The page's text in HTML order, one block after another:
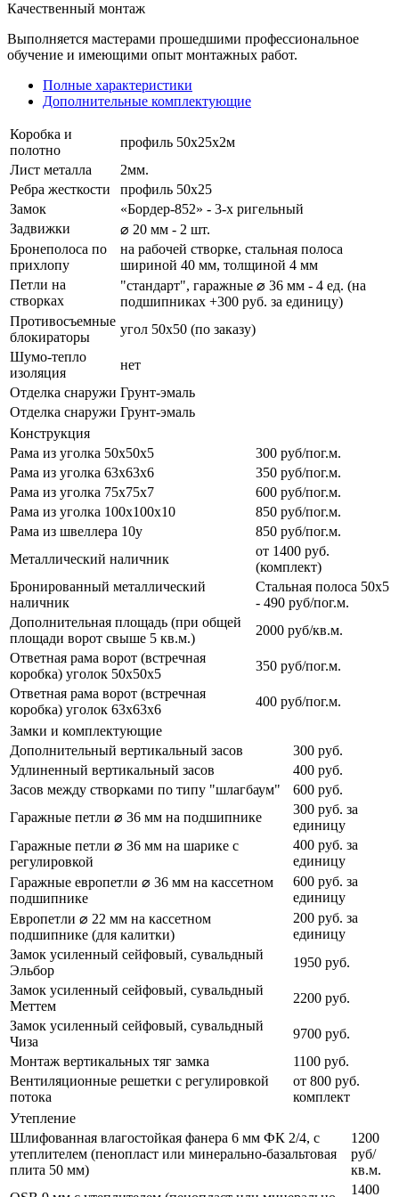
Качественный монтаж
Выполняется мастерами прошедшими профессиональное
обучение и имеющими опыт монтажных работ.
Полные характеристики
Дополнительные комплектующие
Коробка и
полотно
профиль 50х25х2м
Лист металла
2мм.
Ребра жесткости
профиль 50х25
Замок
«Бордер-852» - 3-х ригельный
Задвижки
⌀ 20 мм - 2 шт.
Бронеполоса по
прихлопу
на рабочей створке, стальная полоса
шириной 40 мм, толщиной 4 мм
Петли на
створках
"стандарт", гаражные ⌀ 36 мм - 4 ед. (на
подшипниках +300 руб. за единицу)
Противосъемные
блокираторы
угол 50х50 (по заказу)
Шумо-тепло
изоляция
нет
Отделка снаружи Грунт-эмаль
Отделка снаружи Грунт-эмаль
Конструкция
Рама из уголка 50х50х5
300 руб/пог.м.
Рама из уголка 63х63х6
350 руб/пог.м.
Рама из уголка 75х75х7
600 руб/пог.м.
Рама из уголка 100х100х10
850 руб/пог.м.
Рама из швеллера 10у
850 руб/пог.м.
Металлический наличник
от 1400 руб.
(комплект)
Бронированный металлический
наличник
Стальная полоса 50х5
- 490 руб/пог.м.
Дополнительная площадь (при общей
площади ворот свыше 5 кв.м.)
2000 руб/кв.м.
Ответная рама ворот (встречная
коробка) уголок 50х50х5
350 руб/пог.м.
Ответная рама ворот (встречная
коробка) уголок 63х63х6
400 руб/пог.м.
Замки и комплектующие
Дополнительный вертикальный засов
300 руб.
Удлиненный вертикальный засов
400 руб.
Засов между створками по типу "шлагбаум"
600 руб.
Гаражные петли ⌀ 36 мм на подшипнике
300 руб. за
единицу
Гаражные петли ⌀ 36 мм на шарике с
регулировкой
400 руб. за
единицу
Гаражные европетли ⌀ 36 мм на кассетном
подшипнике
600 руб. за
единицу
Европетли ⌀ 22 мм на кассетном
подшипнике (для калитки)
200 руб. за
единицу
Замок усиленный сейфовый, сувальдный
Эльбор
1950 руб.
Замок усиленный сейфовый, сувальдный
Меттем
2200 руб.
Замок усиленный сейфовый, сувальдный
Чиза
9700 руб.
Монтаж вертикальных тяг замка
1100 руб.
Вентиляционные решетки с регулировкой
потока
от 800 руб.
комплект
Утепление
Шлифованная влагостойкая фанера 6 мм ФК 2/4, с
утеплителем (пенопласт или минерально-базальтовая
плита 50 мм)
1200
руб/
кв.м.
1400